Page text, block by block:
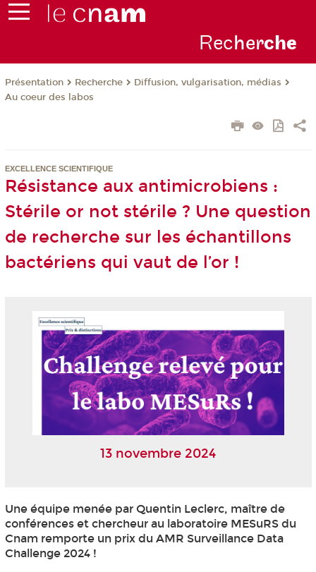
Recherche
Présentation Recherche
Diffusion, vulgarisation, médias
Au coeur des labos
EXCELLENCE SCIENTIFIQUE
Résistance aux antimicrobiens :
Stérile or not stérile ? Une question
de recherche sur les échantillons
bactériens qui vaut de l’or !
13 novembre 2024
Une équipe menée par Quentin Leclerc, maître de
conférences et chercheur au laboratoire MESuRS du
Cnam remporte un prix du AMR Surveillance Data
Challenge 2024 !